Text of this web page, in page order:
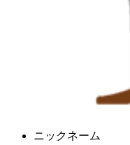
ニックネーム